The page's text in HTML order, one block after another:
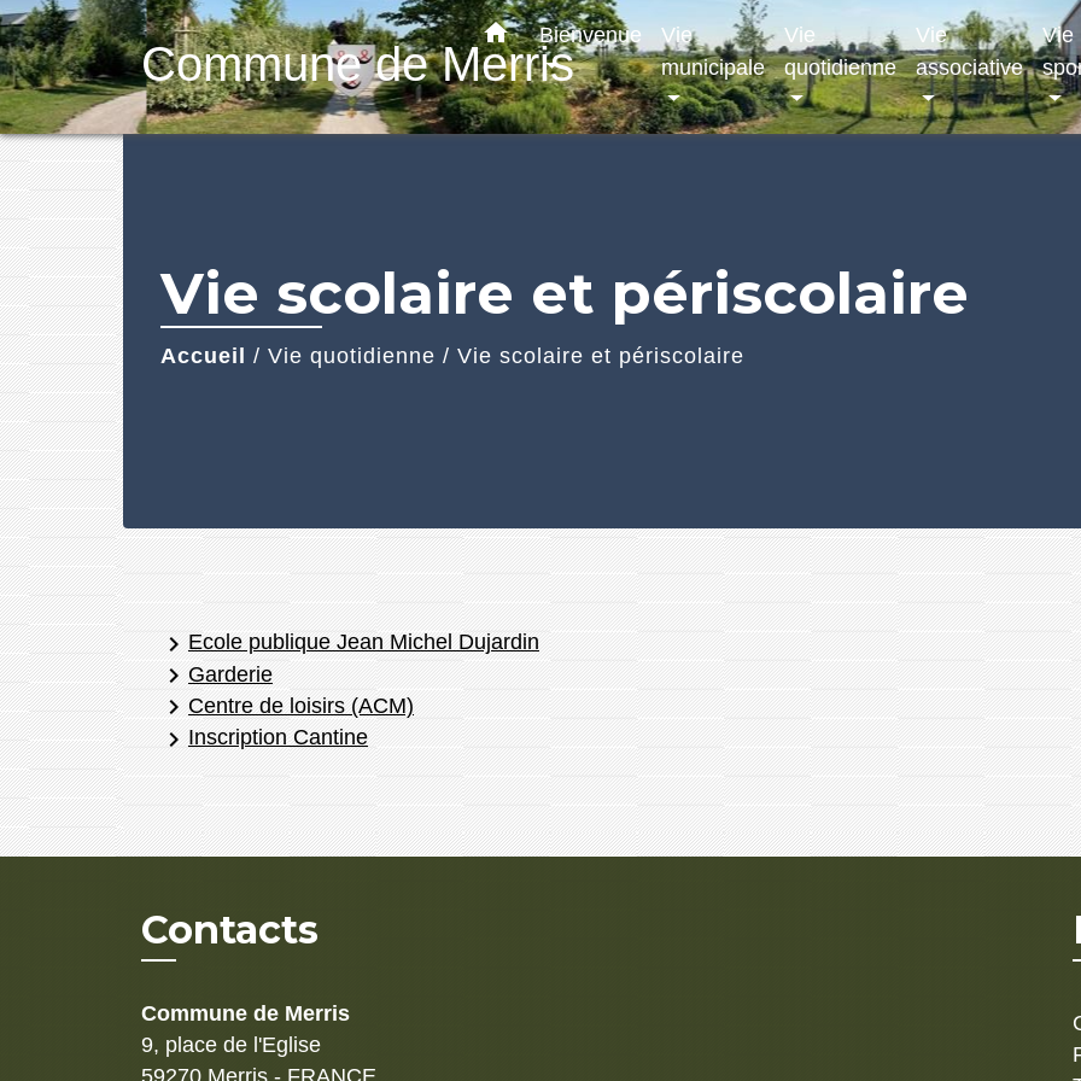
Commune de Merris
home Bienvenue
Vie
municipale
Vie
quotidienne
Vie
associative
Vie
Vie scolaire et périscolaire
Accueil / Vie quotidienne / Vie scolaire et périscolaire
keyboard_arrow_right Ecole publique Jean Michel Dujardin
keyboard_arrow_right Garderie
keyboard_arrow_right Centre de loisirs (ACM)
keyboard_arrow_right Inscription Cantine
Contacts
Commune de Merris
9, place de l'Eglise
59270 Merris - FRANCE